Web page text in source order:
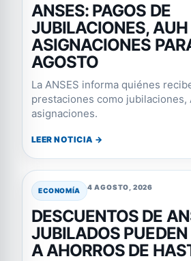
ANSES: PAGOS DE
JUBILACIONES, AUH
ASIGNACIONES
AGOSTO
La ANSES informa quiénes
prestaciones como jubilaciones,
asignaciones.
LEER NOTICIA →
ECONOMÍA 4 AGOSTO, 2026
DESCUENTOS DE
JUBILADOS PUEDEN
A AHORROS DE